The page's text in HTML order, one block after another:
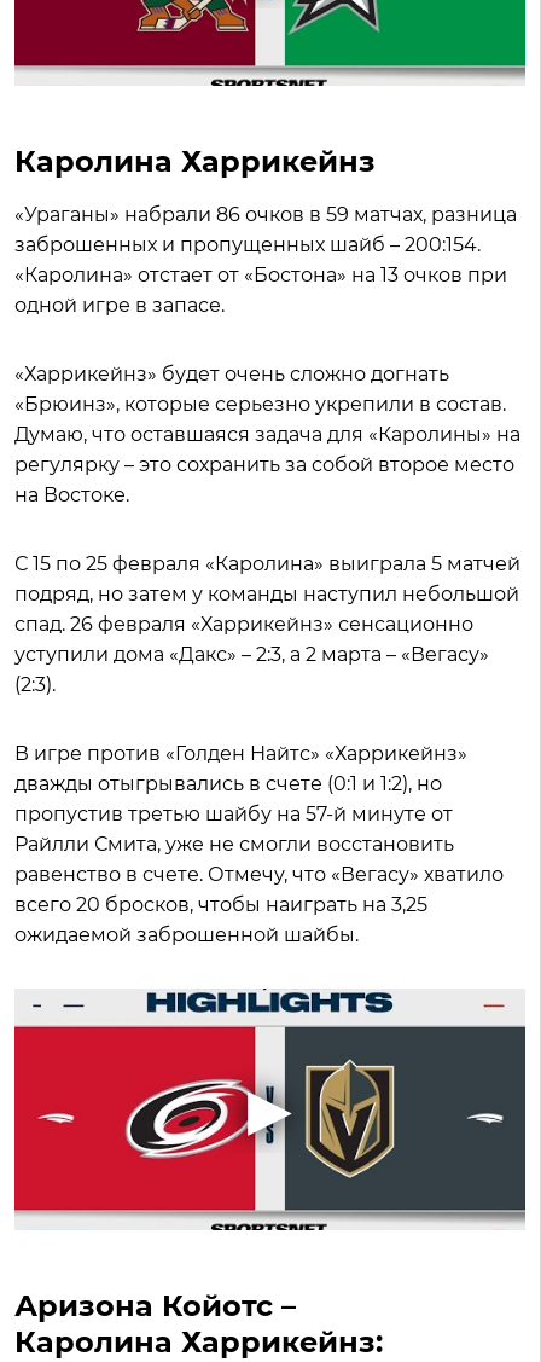
Каролина Харрикейнз
«Ураганы» набрали 86 очков в 59 матчах, разница
заброшенных и пропущенных шайб – 200:154.
«Каролина» отстает от «Бостона» на 13 очков при
одной игре в запасе.
«Харрикейнз» будет очень сложно догнать
«Брюинз», которые серьезно укрепили в состав.
Думаю, что оставшаяся задача для «Каролины» на
регулярку – это сохранить за собой второе место
на Востоке.
С 15 по 25 февраля «Каролина» выиграла 5 матчей
подряд, но затем у команды наступил небольшой
спад. 26 февраля «Харрикейнз» сенсационно
уступили дома «Дакс» – 2:3, а 2 марта – «Вегасу»
(2:3).
В игре против «Голден Найтс» «Харрикейнз»
дважды отыгрывались в счете (0:1 и 1:2), но
пропустив третью шайбу на 57-й минуте от
Райлли Смита, уже не смогли восстановить
равенство в счете. Отмечу, что «Вегасу» хватило
всего 20 бросков, чтобы наиграть на 3,25
ожидаемой заброшенной шайбы.
Аризона Койотс –
Каролина Харрикейнз: